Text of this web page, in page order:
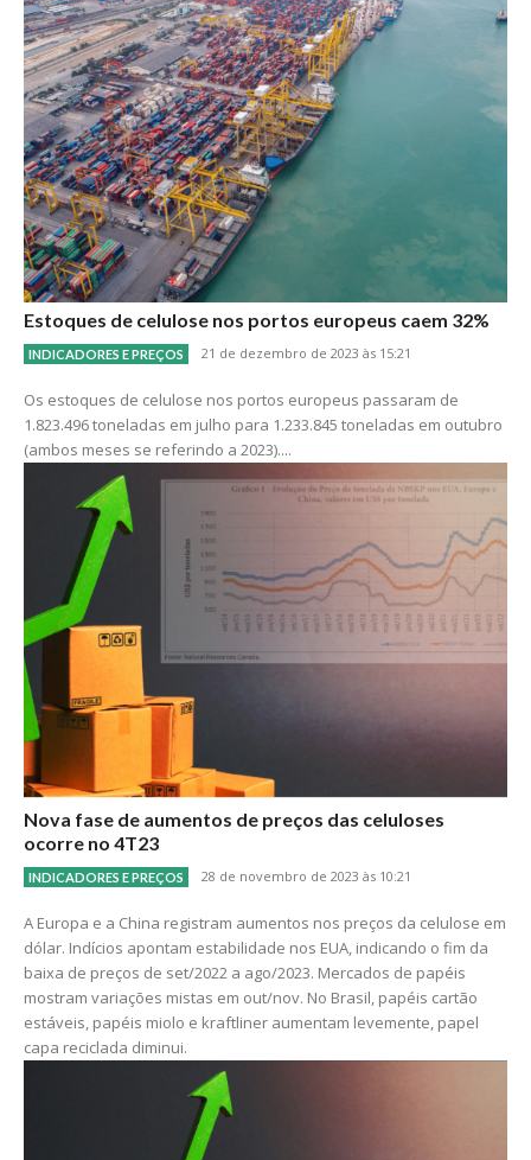
Estoques de celulose nos portos europeus caem 32%
INDICADORES E PREÇOS 21 de dezembro de 2023 às 15:21
Os estoques de celulose nos portos europeus passaram de
1.823.496 toneladas em julho para 1.233.845 toneladas em outubro
(ambos meses se referindo a 2023)....
Nova fase de aumentos de preços das celuloses
ocorre no 4T23
INDICADORES E PREÇOS 28 de novembro de 2023 às 10:21
A Europa e a China registram aumentos nos preços da celulose em
dólar. Indícios apontam estabilidade nos EUA, indicando o fim da
baixa de preços de set/2022 a ago/2023. Mercados de papéis
mostram variações mistas em out/nov. No Brasil, papéis cartão
estáveis, papéis miolo e kraftliner aumentam levemente, papel
capa reciclada diminui.